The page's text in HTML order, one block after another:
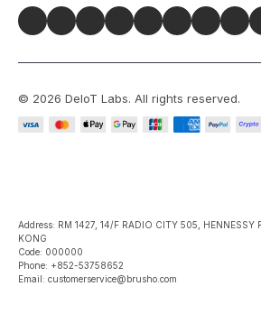
© 2026 DeIoT Labs. All rights reserved.
Address: RM 1427, 14/F RADIO CITY 505, HENNESSY
KONG
Code: 000000
Phone: +852-53758652
Email: customerservice@brusho.com